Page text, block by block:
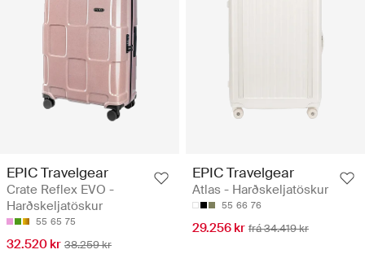
EPIC Travelgear
Crate Reflex EVO -
Harðskeljatöskur
55 65 75
32.520 kr 38.259 kr
EPIC Travelgear
Atlas - Harðskeljatöskur
55 66 76
29.256 kr frá 34.419 kr